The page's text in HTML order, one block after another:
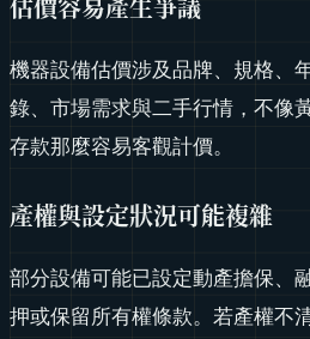
估價容易產生爭議
機器設備估價涉及品牌、規格、
錄、市場需求與二手行情，不像
存款那麼容易客觀計價。
產權與設定狀況可能複雜
部分設備可能已設定動產擔保、
押或保留所有權條款。若產權不